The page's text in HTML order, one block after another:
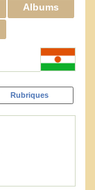
Albums
Rubriques